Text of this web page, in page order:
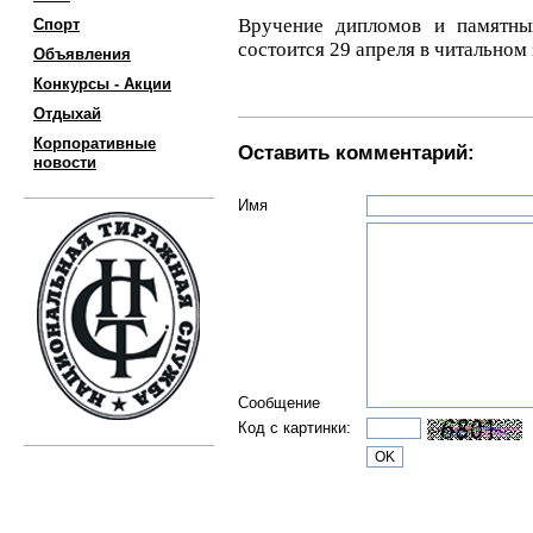
Спорт
Объявления
Конкурсы - Акции
Отдыхай
Корпоративные
новости
Вручение дипломов и
состоится 29 апреля в
Оставить комментарий:
Имя
Сообщение
Код с картинки: